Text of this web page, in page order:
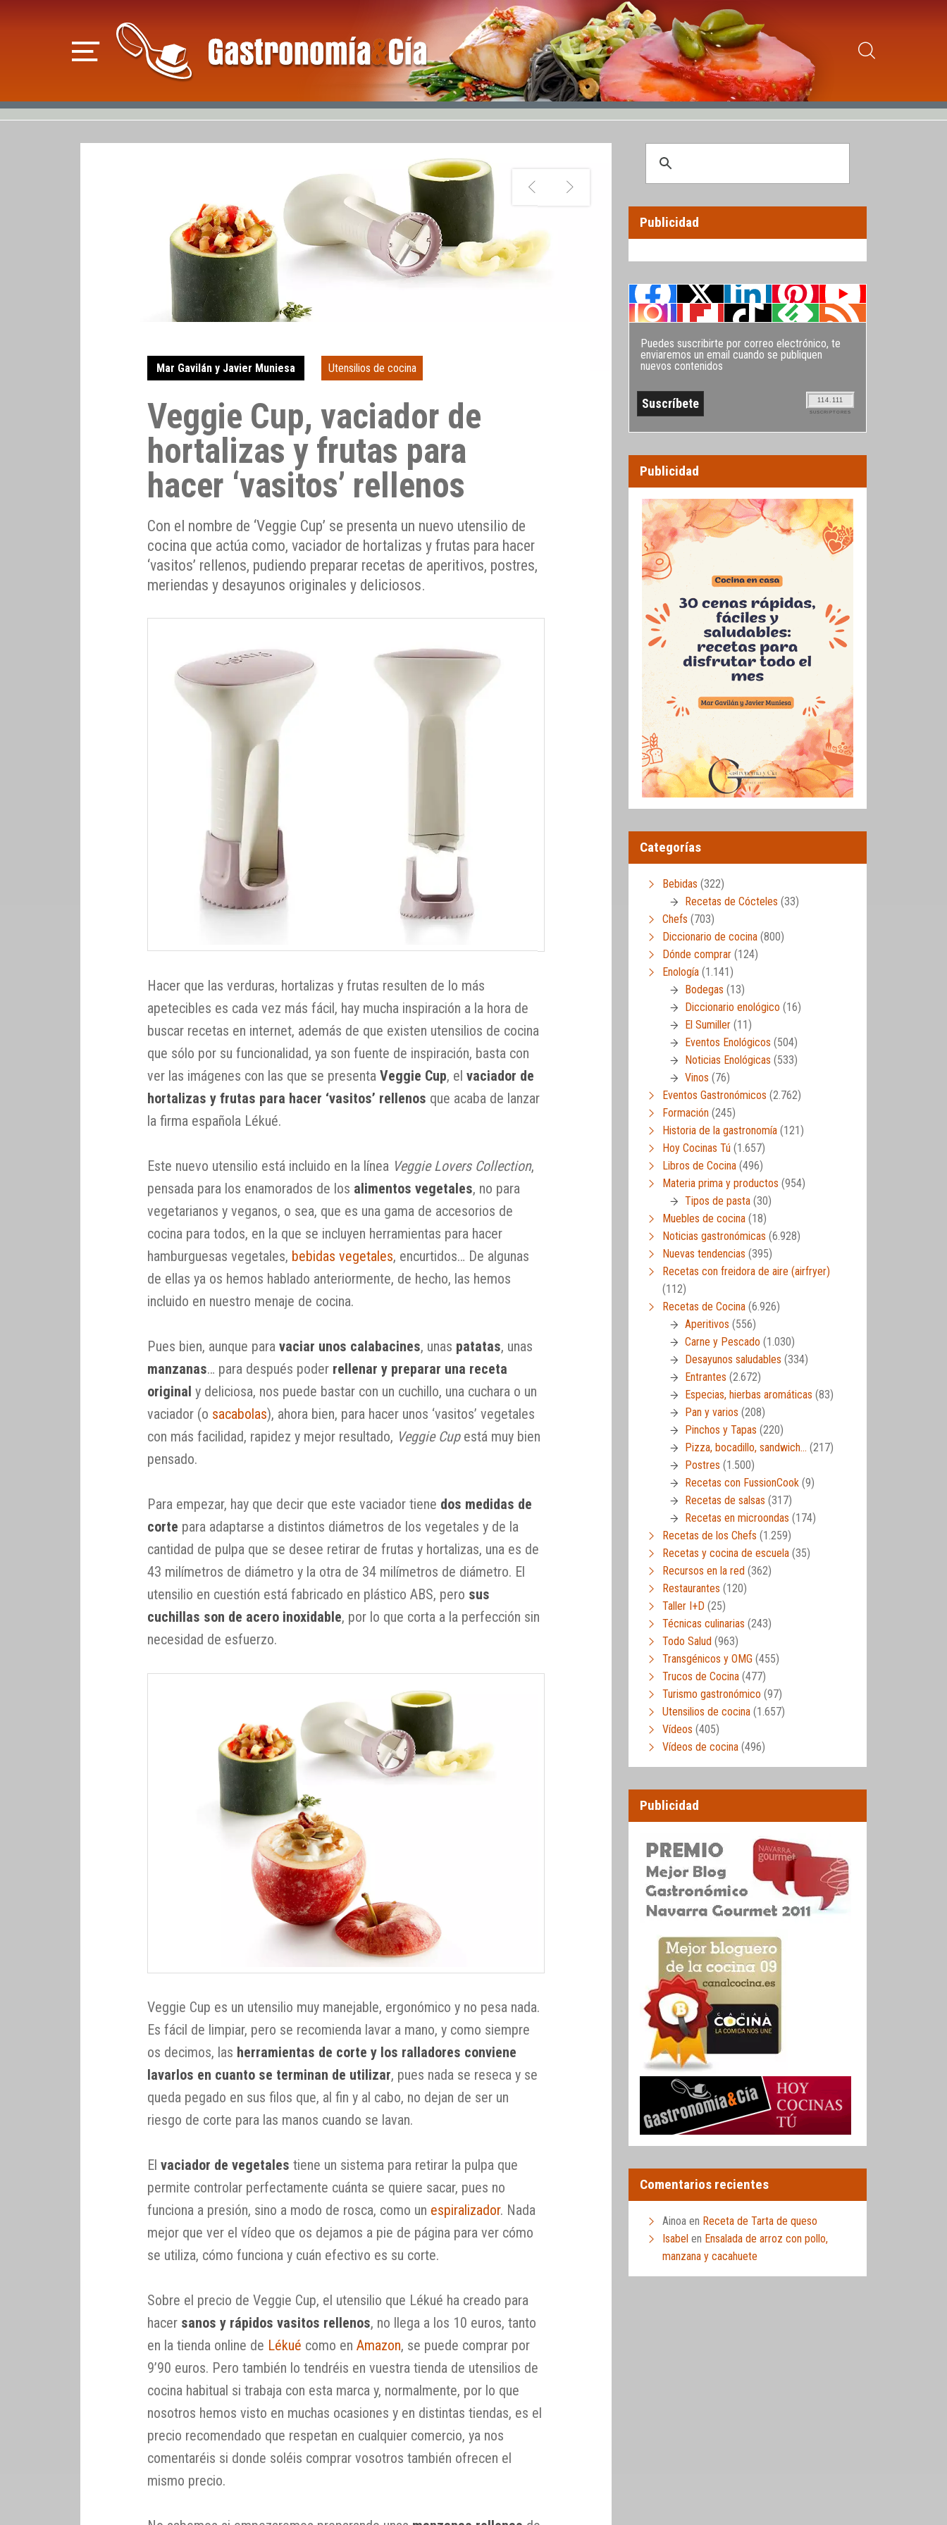
Mar Gavilán y Javier Muniesa Utensilios de cocina
Veggie Cup, vaciador de
hortalizas y frutas para
hacer ‘vasitos’ rellenos
Con el nombre de ‘Veggie Cup’ se presenta un nuevo utensilio de
cocina que actúa como, vaciador de hortalizas y frutas para hacer
‘vasitos’ rellenos, pudiendo preparar recetas de aperitivos, postres,
meriendas y desayunos originales y deliciosos.
Hacer que las verduras, hortalizas y frutas resulten de lo más
apetecibles es cada vez más fácil, hay mucha inspiración a la hora de
buscar recetas en internet, además de que existen utensilios de cocina
que sólo por su funcionalidad, ya son fuente de inspiración, basta con
ver las imágenes con las que se presentaVeggie Cup, elvaciador de
hortalizas y frutas para hacer ‘vasitos’ rellenos que acaba de lanzar
la firma española Lékué.
Este nuevo utensilio está incluido en la línea Veggie Lovers Collection,
pensada para los enamorados de los alimentos vegetales, no para
vegetarianos y veganos, o sea, que es una gama de accesorios de
cocina para todos, en la que se incluyen herramientas para hacer
hamburguesas vegetales, bebidas vegetales, encurtidos… De algunas
de ellas ya os hemos hablado anteriormente, de hecho, las hemos
incluido en nuestro menaje de cocina.
Pues bien, aunque paravaciar unos calabacines, unas patatas, unas
manzanas… para después poder rellenar y preparar una receta
original y deliciosa, nos puede bastar con un cuchillo, una cuchara o un
vaciador (o sacabolas), ahora bien, para hacer unos ‘vasitos’ vegetales
con más facilidad, rapidez y mejor resultado, Veggie Cupestá muy bien
pensado.
Para empezar, hay que decir que este vaciador tiene dos medidas de
corte para adaptarse a distintos diámetros de los vegetales y de la
cantidad de pulpa que se desee retirar de frutas y hortalizas, una es de
43 milímetros de diámetro y la otra de 34 milímetros de diámetro. El
utensilio en cuestión está fabricado en plástico ABS, pero sus
cuchillas son de acero inoxidable, por lo que corta a la perfección sin
necesidad de esfuerzo.
Veggie Cup es un utensilio muy manejable, ergonómico y no pesa nada.
Es fácil de limpiar, pero se recomienda lavar a mano, y como siempre
os decimos, las herramientas de corte y los ralladores conviene
lavarlos en cuanto se terminan de utilizar, pues nada se reseca y se
queda pegado en sus filos que, al fin y al cabo, no dejan de ser un
riesgo de corte para las manos cuando se lavan.
Elvaciador de vegetales tiene un sistema para retirar la pulpa que
permite controlar perfectamente cuánta se quiere sacar, pues no
funciona a presión, sino a modo de rosca, como un espiralizador. Nada
mejor que ver el vídeo que os dejamos a pie de página para ver cómo
se utiliza, cómo funciona y cuán efectivo es su corte.
Sobre el precio de Veggie Cup, el utensilio que Lékué ha creado para
hacer sanos y rápidos vasitos rellenos, no llega a los 10 euros, tanto
en la tienda online de Lékué como enAmazon, se puede comprar por
9’90 euros. Pero también lo tendréis en vuestra tienda de utensilios de
cocina habitual si trabaja con esta marca y, normalmente, por lo que
nosotros hemos visto en muchas ocasiones y en distintas tiendas, es el
precio recomendado que respetan en cualquier comercio, ya nos
comentaréis si donde soléis comprar vosotros también ofrecen el
mismo precio.
Publicidad
Puedes suscribirte por correo electrónico, te
enviaremos un email cuando se publiquen
nuevos contenidos
114.111
SUSCRIPTORES
Publicidad
Categorías
Bebidas (322)
Recetas de Cócteles (33)
Chefs (703)
Diccionario de cocina (800)
Dónde comprar (124)
Enología (1.141)
Bodegas (13)
Diccionario enológico (16)
El Sumiller (11)
Eventos Enológicos (504)
Noticias Enológicas (533)
Vinos (76)
Eventos Gastronómicos (2.762)
Formación (245)
Historia de la gastronomía (121)
Hoy Cocinas Tú (1.657)
Libros de Cocina (496)
Materia prima y productos (954)
Tipos de pasta (30)
Muebles de cocina (18)
Noticias gastronómicas (6.928)
Nuevas tendencias (395)
Recetas con freidora de aire (airfryer)
(112)
Recetas de Cocina (6.926)
Aperitivos (556)
Carne y Pescado (1.030)
Desayunos saludables (334)
Entrantes (2.672)
Especias, hierbas aromáticas (83)
Pan y varios (208)
Pinchos y Tapas (220)
Pizza, bocadillo, sandwich… (217)
Postres (1.500)
Recetas con FussionCook (9)
Recetas de salsas (317)
Recetas en microondas (174)
Recetas de los Chefs (1.259)
Recetas y cocina de escuela (35)
Recursos en la red (362)
Restaurantes (120)
Taller I+D (25)
Técnicas culinarias (243)
Todo Salud (963)
Transgénicos y OMG (455)
Trucos de Cocina (477)
Turismo gastronómico (97)
Utensilios de cocina (1.657)
Vídeos (405)
Vídeos de cocina (496)
Publicidad
Comentarios recientes
Ainoa en Receta de Tarta de queso
Isabel en Ensalada de arroz con pollo,
manzana y cacahuete